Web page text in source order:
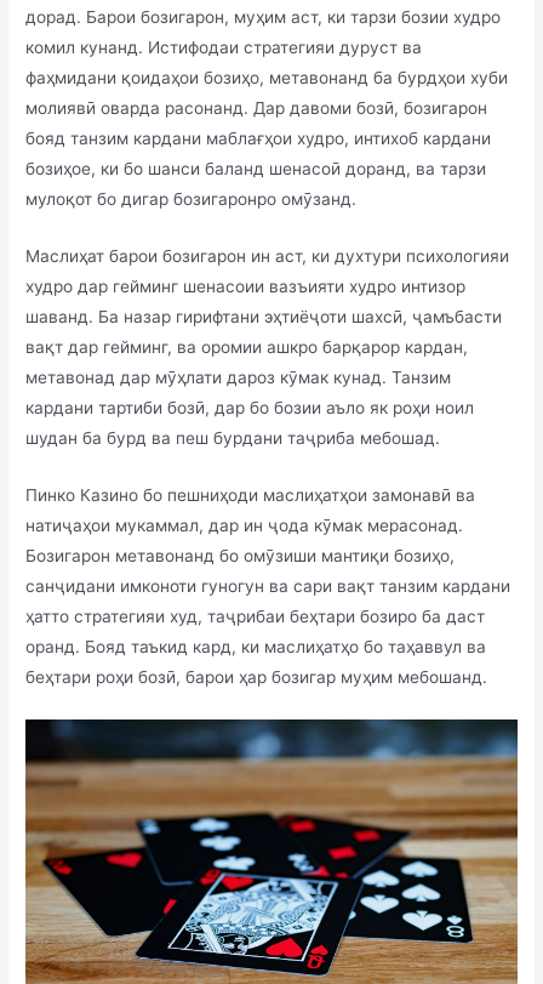
дорад. Барои бозигарон, муҳим аст, ки тарзи бозии худро
комил кунанд. Истифодаи стратегияи дуруст ва
фаҳмидани қоидаҳои бозиҳо, метавонанд ба бурдҳои хуби
молиявӣ оварда расонанд. Дар давоми бозӣ, бозигарон
бояд танзим кардани маблағҳои худро, интихоб кардани
бозиҳое, ки бо шанси баланд шенасоӣ доранд, ва тарзи
мулоқот бо дигар бозигаронро омӯзанд.
Маслиҳат барои бозигарон ин аст, ки духтури психологияи
худро дар гейминг шенасоии вазъияти худро интизор
шаванд. Ба назар гирифтани эҳтиёҷоти шахсӣ, ҷамъбасти
вақт дар гейминг, ва оромии ашкро барқарор кардан,
метавонад дар мӯҳлати дароз кӯмак кунад. Танзим
кардани тартиби бозӣ, дар бо бозии аъло як роҳи ноил
шудан ба бурд ва пеш бурдани таҷриба мебошад.
Пинко Казино бо пешниҳоди маслиҳатҳои замонавӣ ва
натиҷаҳои мукаммал, дар ин ҷода кӯмак мерасонад.
Бозигарон метавонанд бо омӯзиши мантиқи бозиҳо,
санҷидани имконоти гуногун ва сари вақт танзим кардани
ҳатто стратегияи худ, таҷрибаи беҳтари бозиро ба даст
оранд. Бояд таъкид кард, ки маслиҳатҳо бо таҳаввул ва
беҳтари роҳи бозӣ, барои ҳар бозигар муҳим мебошанд.